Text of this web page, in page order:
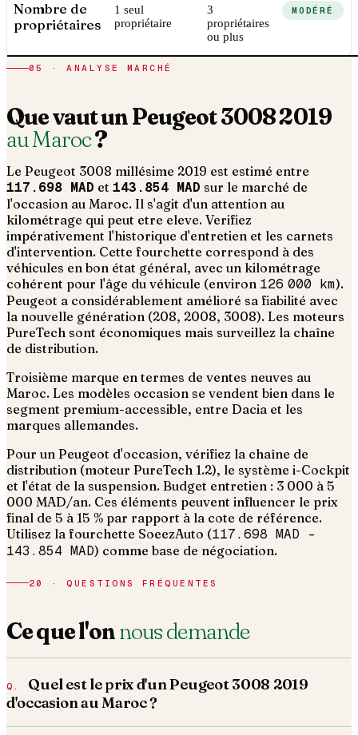
Nombre de
propriétaires
1 seul
propriétaire
3
propriétaires
ou plus
MODÉRÉ
05 · ANALYSE MARCHÉ
Que vaut unPeugeot30082019
au Maroc?
Le Peugeot 3008 millésime 2019 est estimé entre
117.698 MAD et 143.854 MAD sur le marché de
l'occasion au Maroc. Il s'agit d'un attention au
kilométrage qui peut etre eleve. Verifiez
impérativement l'historique d'entretien et les carnets
d'intervention. Cette fourchette correspond à des
véhicules en bon état général, avec un kilométrage
cohérent pour l'âge du véhicule (environ 126 000 km).
Peugeot a considérablement amélioré sa fiabilité avec
la nouvelle génération (208, 2008, 3008). Les moteurs
PureTech sont économiques mais surveillez la chaîne
de distribution.
Troisième marque en termes de ventes neuves au
Maroc. Les modèles occasion se vendent bien dans le
segment premium-accessible, entre Dacia et les
marques allemandes.
Pour un Peugeot d'occasion, vérifiez la chaîne de
distribution (moteur PureTech 1.2), le système i-Cockpit
et l'état de la suspension. Budget entretien : 3 000 à 5
000 MAD/an. Ces éléments peuvent influencer le prix
final de 5 à 15 % par rapport à la cote de référence.
Utilisez la fourchette SoeezAuto (117.698 MAD –
143.854 MAD) comme base de négociation.
20 · QUESTIONS FRÉQUENTES
Ce que l'onnous demande
Quel est le prix d'un Peugeot 3008 2019
d'occasion au Maroc ?